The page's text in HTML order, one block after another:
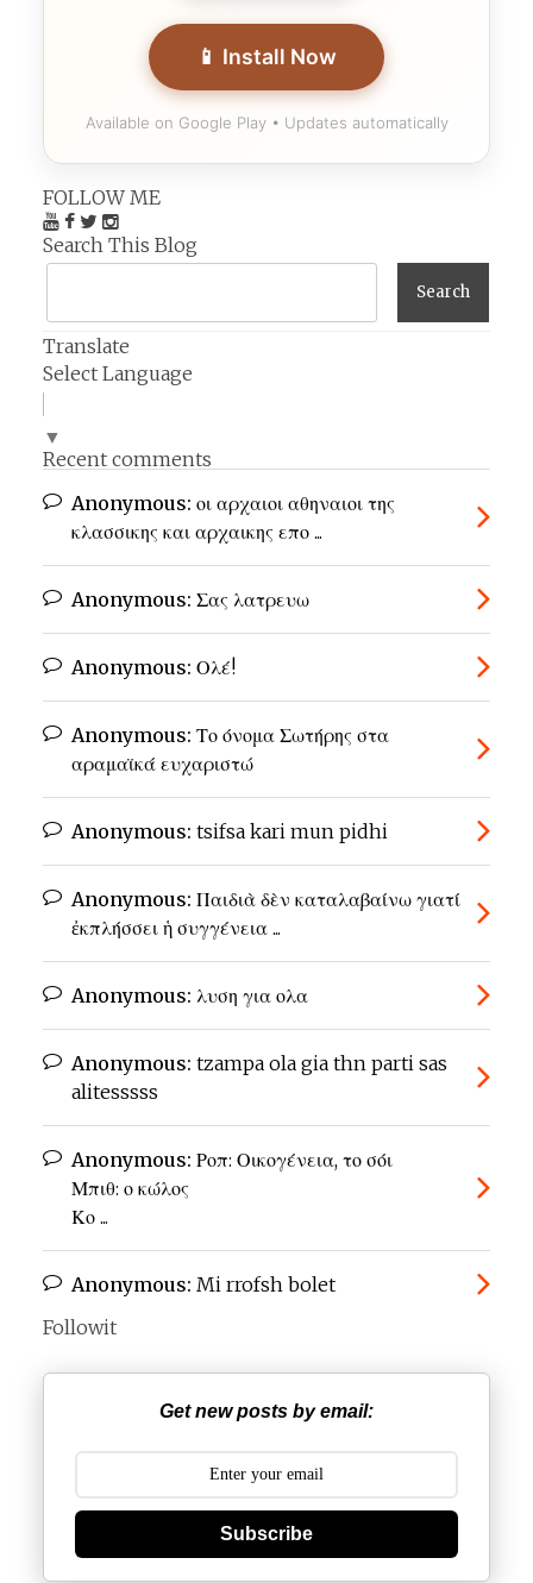
📱 Install Now
Available on Google Play • Updates automatically
FOLLOW ME
Search This Blog
Translate
Select Language
▼
Recent comments
Anonymous: οι αρχαιοι αθηναιοι της
κλασσικης και αρχαικης επο ...
Anonymous: Σας λατρευω
Anonymous: Ολέ!
Anonymous: Το όνομα Σωτήρης στα
αραμαϊκά ευχαριστώ
Anonymous: tsifsa kari mun pidhi
Anonymous: Παιδιὰ δὲν καταλαβαίνω γιατί
ἐκπλήσσει ἡ συγγένεια ...
Anonymous: λυση για ολα
Anonymous: tzampa ola gia thn parti sas
alitesssss
Anonymous: Ροπ: Οικογένεια, το σόι
Μπιθ: ο κώλος
Κο ...
Anonymous: Mi rrofsh bolet
Followit
Get new posts by email:
Subscribe